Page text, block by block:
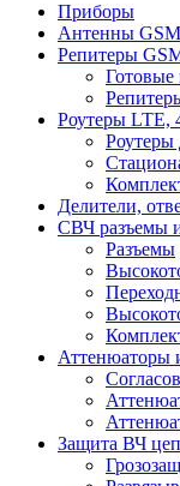
Приборы
Антенны
Репитеры
Готовые
Роутеры LTE,
Роутеры
Делители,
СВЧ разъемы
Разъемы
Аттенюаторы
Защита ВЧ